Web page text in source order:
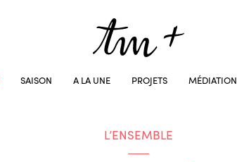
SAISON A LA UNE PROJETS MÉDIATION
L’ENSEMBLE